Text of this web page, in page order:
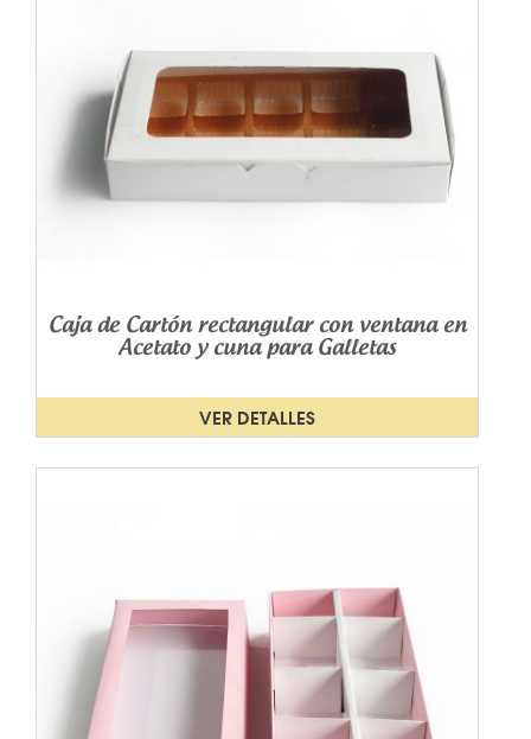
Caja de Cartón rectangular con ventana en
Acetato y cuna para Galletas
VER DETALLES